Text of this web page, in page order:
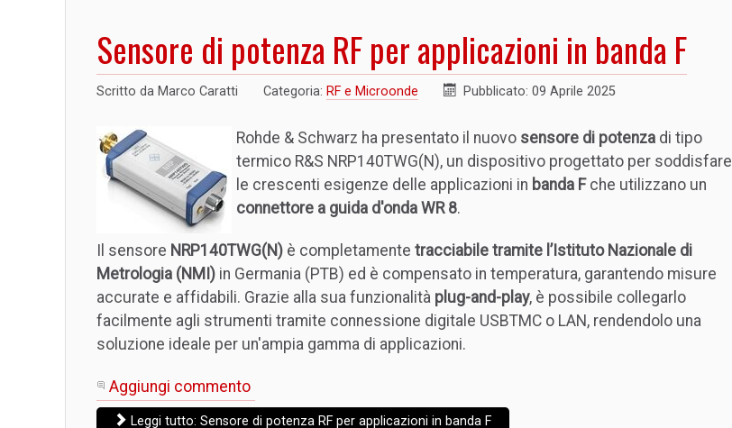
Sensore di potenza RF per applicazioni in banda F
Scritto da Marco Caratti Categoria: RF e Microonde Pubblicato: 09 Aprile 2025
Rohde & Schwarz ha presentato il nuovo sensore di potenza di tipo
termico R&S NRP140TWG(N), un dispositivo progettato per soddisfare
le crescenti esigenze delle applicazioni in banda Fche utilizzano un
connettore a guida d'onda WR 8.
Il sensore NRP140TWG(N) è completamente tracciabile tramite l’Istituto Nazionale di
Metrologia (NMI) in Germania (PTB) ed è compensato in temperatura, garantendo misure
accurate e affidabili. Grazie alla sua funzionalità plug-and-play, è possibile collegarlo
facilmente agli strumenti tramite connessione digitale USBTMC o LAN, rendendolo una
soluzione ideale per un'ampia gamma di applicazioni.
Aggiungi commento
Leggi tutto: Sensore di potenza RF per applicazioni in banda F